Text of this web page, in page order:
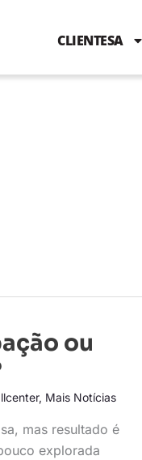
CLIENTESA
ou
, Mais Notícias
mas resultado é
explorada